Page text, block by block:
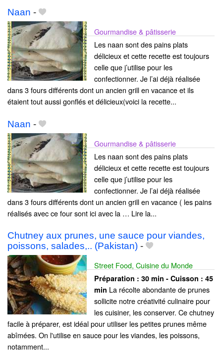
Naan -
Gourmandise & pâtisserie
Les naan sont des pains plats
délicieux et cette recette est toujours
celle que j’utilise pour les
confectionner. Je l’ai déjà réalisée
dans 3 fours différents dont un ancien grill en vacance et ils
étaient tout aussi gonflés et délicieux(voici la recette...
Naan -
Gourmandise & pâtisserie
Les naan sont des pains plats
délicieux et cette recette est toujours
celle que j’utilise pour les
confectionner. Je l’ai déjà réalisée
dans 3 fours différents dont un ancien grill en vacance ( les pains
réalisés avec ce four sont ici avec la … Lire la...
Chutney aux prunes, une sauce pour viandes,
poissons, salades,.. (Pakistan) -
Street Food, Cuisine du Monde
Préparation : 30 min - Cuisson : 45
min La récolte abondante de prunes
sollicite notre créativité culinaire pour
les cuisiner, les conserver. Ce chutney
facile à préparer, est idéal pour utiliser les petites prunes même
abîmées. On l'utilise en sauce pour les viandes, les poissons,
notamment...